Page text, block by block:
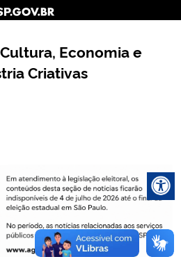
Cultura, Economia e
Criativas